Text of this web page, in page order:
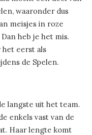
waaronder dus
meisjes in roze
heb je het mis.
het eerst als
de Spelen.
langste uit het team.
enkels vast van de
Haar lengte komt